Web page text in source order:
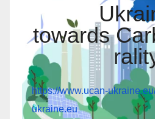
towards
https://www.ucan-
ukraine.eu